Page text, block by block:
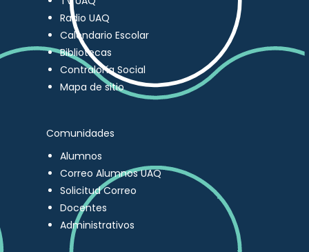
Radio UAQ
Calendario Escolar
Bibliotecas
Contraloría Social
Mapa de sitio
Comunidades
Alumnos
Correo Alumnos UAQ
Solicitud Correo
Docentes
Administrativos